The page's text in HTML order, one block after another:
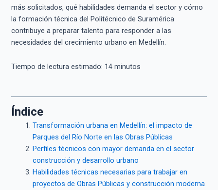
más solicitados, qué habilidades demanda el sector y cómo
la formación técnica del Politécnico de Suramérica
contribuye a preparar talento para responder a las
necesidades del crecimiento urbano en Medellín.
Tiempo de lectura estimado: 14minutos
Índice
Transformación urbana en Medellín: el impacto de
Parques del Río Norte en las Obras Públicas
Perfiles técnicos con mayor demanda en el sector
construcción y desarrollo urbano
Habilidades técnicas necesarias para trabajar en
proyectos de Obras Públicas y construcción moderna